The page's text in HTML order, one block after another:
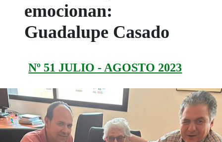
emocionan:
Guadalupe Casado
Nº 51 JULIO - AGOSTO 2023